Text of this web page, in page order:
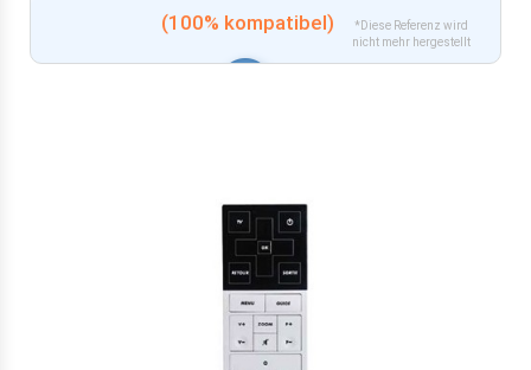
(100% kompatibel)
*Diese Referenz wird
nicht mehr hergestellt